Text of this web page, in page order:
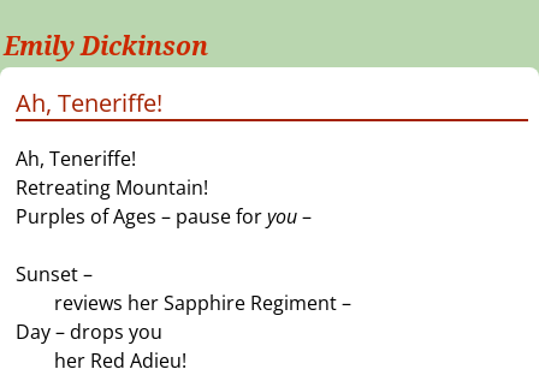
Emily Dickinson
Ah, Teneriffe!
Ah, Teneriffe!
Retreating Mountain!
Purples of Ages – pause foryou–
Sunset –
reviews her Sapphire Regiment –
Day – drops you
her Red Adieu!